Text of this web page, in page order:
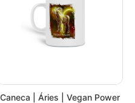
rodeios, escolha o veganismo
| Color